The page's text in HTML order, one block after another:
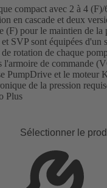
compact avec 2 à 4
en cascade et deux
(F) pour le maintien de la
SVP sont équipées d'un
rotation de chaque
l'armoire de commande
PumpDrive et le moteur
de la pression
Plus
Sélectionner le